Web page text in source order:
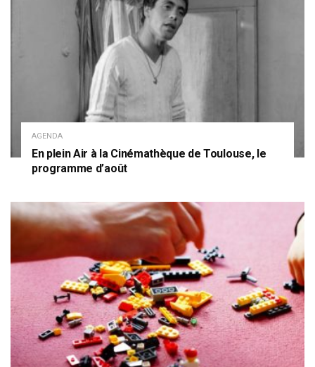
AGENDA
En plein Air à la Cinémathèque de Toulouse, le
programme d’août